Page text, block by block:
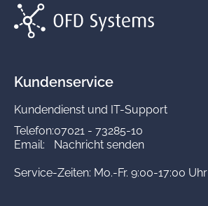
Kundenservice
Kundendienst und IT-Support
Telefon:07021 - 73285-10
Email:
Nachricht senden
Service-Zeiten: Mo.-Fr. 9:00-17:00 Uhr